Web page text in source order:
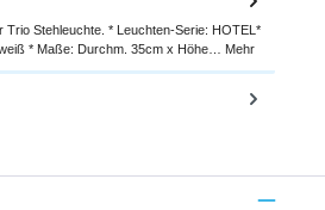
Trio Stehleuchte. * Leuchten-Serie: HOTEL*
* Maße: Durchm. 35cm x Höhe… Mehr